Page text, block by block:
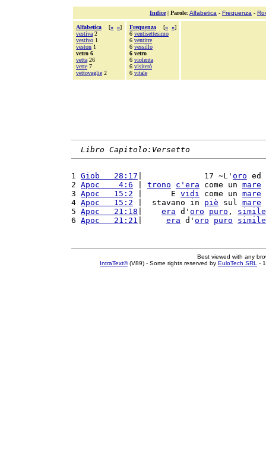
Indice| Parole: Alfabetica - Frequenza -
Alfabetica [« »]
vestiva 2
vestivo 1
veston 1
vetro 6
vetta 26
vette 7
vettovaglie 2
Frequenza [« »]
6 ventisettesimo
6 ventitre
6 vessillo
6 vetro
6 violenta
6 visiterò
6 vitale
Libro Capitolo:Versetto
1 Giob   28:17 |             17 ~L' oro
2 Apoc    4:6 trono c' era come un mare
3 Apoc   15:2 |      E vidi come un mare
4 Apoc   15:2 |  stavano in piè sul mare
5 Apoc   21:18 era d' oro puro , simile
6 Apoc   21:21 era d' oro puro simile
Best viewed with any
IntraText®(V89) - Some rights reserved by EuloTech SRL -